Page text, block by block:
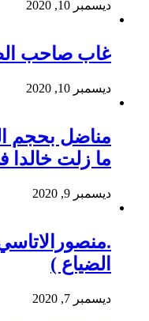
ديسمبر 10, 2020
غاب صاحب
ديسمبر 10, 2020
مناضل بحجم
ما زلت خالدا
ديسمبر 9, 2020
الضياع )
ديسمبر 7, 2020